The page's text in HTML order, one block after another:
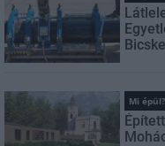
Mi épül?